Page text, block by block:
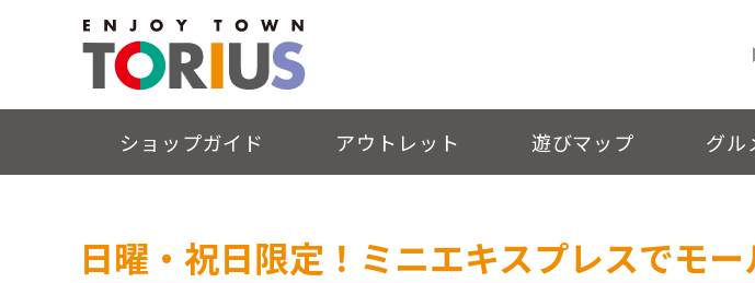
ショップガイド アウトレット 遊びマップ グル
日曜・祝日限定！ミニエキスプレスでモー